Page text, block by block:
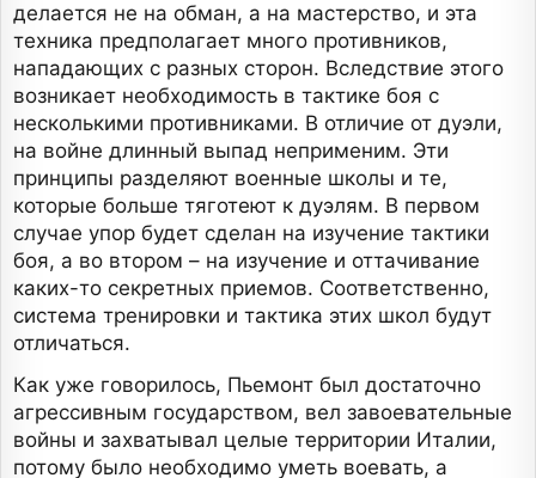
делается не на обман, а на мастерство, и эта
техника предполагает много противников,
нападающих с разных сторон. Вследствие этого
возникает необходимость в тактике боя с
несколькими противниками. В отличие от дуэли,
на войне длинный выпад неприменим. Эти
принципы разделяют военные школы и те,
которые больше тяготеют к дуэлям. В первом
случае упор будет сделан на изучение тактики
боя, а во втором – на изучение и оттачивание
каких-то секретных приемов. Соответственно,
система тренировки и тактика этих школ будут
отличаться.
Как уже говорилось, Пьемонт был достаточно
агрессивным государством, вел завоевательные
войны и захватывал целые территории Италии,
потому было необходимо уметь воевать, а